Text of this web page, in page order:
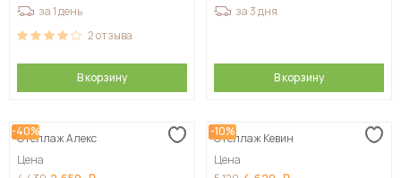
за 1 день
2отзыва
В корзину
за 3 дня
В корзину
-40%
Стеллаж Алекс
Цена
-10%
Стеллаж Кевин
Цена